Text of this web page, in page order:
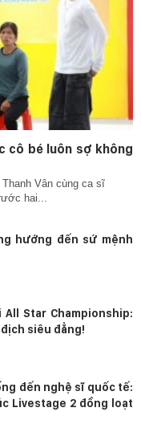
cô bé luôn sợ không
Thanh Vân cùng ca sĩ
hai...
hướng đến sứ mệnh
Star Championship:
siêu đẳng!
đến nghệ sĩ quốc tế:
Livestage 2 đồng loạt